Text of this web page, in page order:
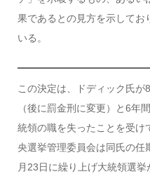
果であるとの見方を示してお
いる。
この決定は、ドディック氏
（後に罰金刑に変更）と6年
統領の職を失ったことを受け
央選挙管理委員会は同氏の任
月23日に繰り上げ大統領選挙